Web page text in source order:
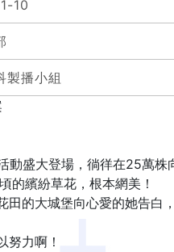
10
製播小組
動盛大登場，徜徉在25萬株
的繽紛草花，根本網美！
田的大城堡向心愛的她告白
努力啊！